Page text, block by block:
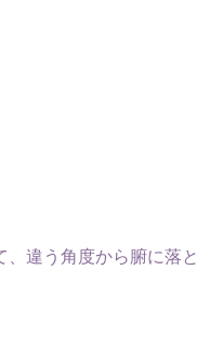
違う角度から腑に落と